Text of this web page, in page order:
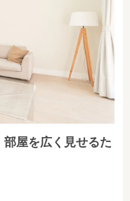
屋を広く見せるた